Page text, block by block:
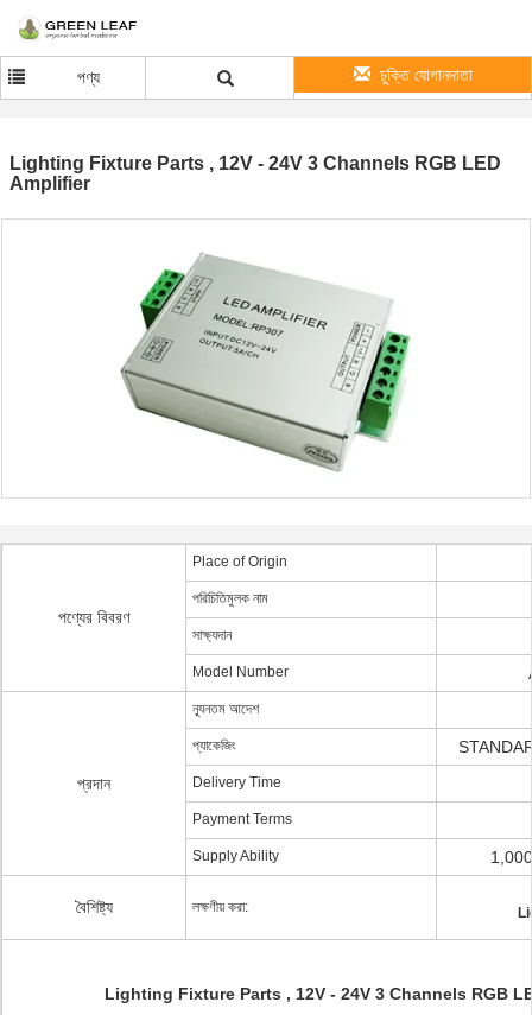
পণ্য চুক্তি যোগানদাতা
Lighting Fixture Parts , 12V - 24V 3 Channels RGB LED
Amplifier
পণ্যের বিবরণ
Place of Origin
পরিচিতিমুলক নাম
সাক্ষ্যদান
Model Number
প্রদান
ন্যূনতম আদেশ
প্যাকেজিং
Delivery Time
Payment Terms
Supply Ability
বৈশিষ্ট্য লক্ষণীয় করা:
Lighting Fixture Parts , 12V - 24V 3 Channels RGB